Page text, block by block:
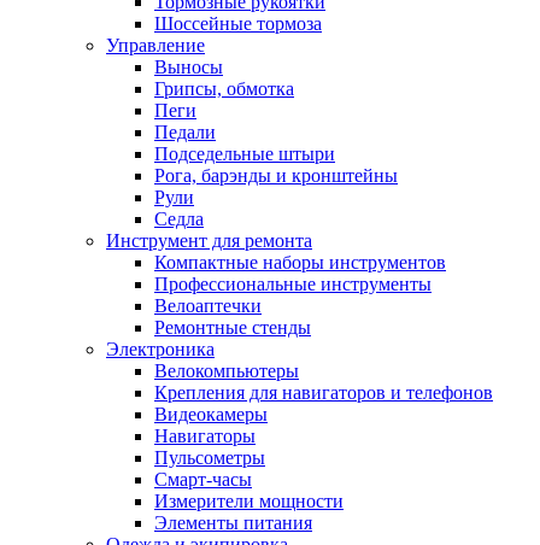
Шоссейные тормоза
Управление
Выносы
Грипсы, обмотка
Пеги
Педали
Подседельные штыри
Рога, барэнды и кронштейны
Рули
Седла
Инструмент для ремонта
Компактные наборы инструментов
Профессиональные инструменты
Велоаптечки
Ремонтные стенды
Электроника
Велокомпьютеры
Крепления для навигаторов и телефонов
Видеокамеры
Навигаторы
Пульсометры
Смарт-часы
Измерители мощности
Элементы питания